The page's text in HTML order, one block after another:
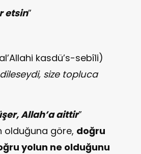
etsin”
kasdü’s-sebîli)
dileseydi, size topluca
Allah’a aittir”
olduğuna göre, doğru
yolun ne olduğunu